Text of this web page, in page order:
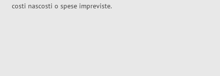
costi nascosti o spese impreviste.